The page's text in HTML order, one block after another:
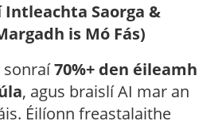
Intleachta Saorga &
is Mó Fás)
sonraí70%+ den éileamh
, agus braislí AI mar an
Éilíonn freastalaithe